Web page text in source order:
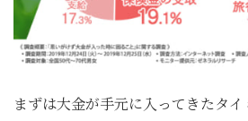
まずは大金が手元に入ってきたタイ